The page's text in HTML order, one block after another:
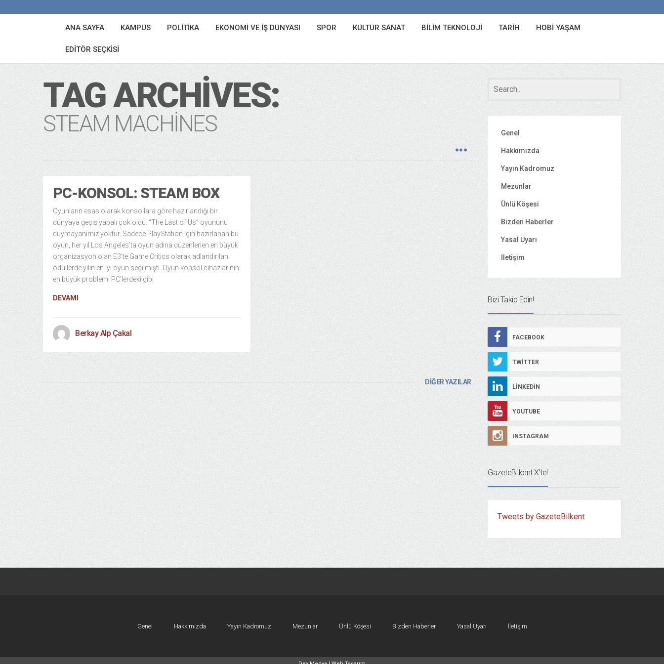
ANA SAYFA KAMPÜS POLITIKA EKONOMI VE İŞ DÜNYASI SPOR KÜLTÜR SANAT BILIM TEKNOLOJI TARIH HOBI YAŞAM
EDITÖR SEÇKISI
TAG ARCHIVES:
STEAM MACHINES
PC-KONSOL: STEAM BOX
Oyunların esas olarak konsollara göre hazırlandığı bir
dünyaya geçiş yapalı çok oldu. “The Last of Us” oyununu
duymayanımız yoktur. Sadece PlayStation için hazırlanan bu
oyun, her yıl Los Angeles’ta oyun adına düzenlenen en büyük
organizasyon olan E3’te Game Critics olarak adlandırılan
ödüllerde yılın en iyi oyun seçilmişti. Oyun konsol cihazlarının
en büyük problemi PC’lerdeki gibi
DEVAMI
Berkay Alp Çakal
DİĞER YAZILAR
Genel
Hakkımızda
Yayın Kadromuz
Mezunlar
Ünlü Köşesi
Bizden Haberler
Yasal Uyarı
İletişim
Bizi Takip Edin!
FACEBOOK
TWITTER
LINKEDIN
YOUTUBE
INSTAGRAM
GazeteBilkent X’te!
Tweets by GazeteBilkent
Genel Hakkımızda Yayın Kadromuz Mezunlar Ünlü Köşesi Bizden Haberler Yasal Uyarı İletişim